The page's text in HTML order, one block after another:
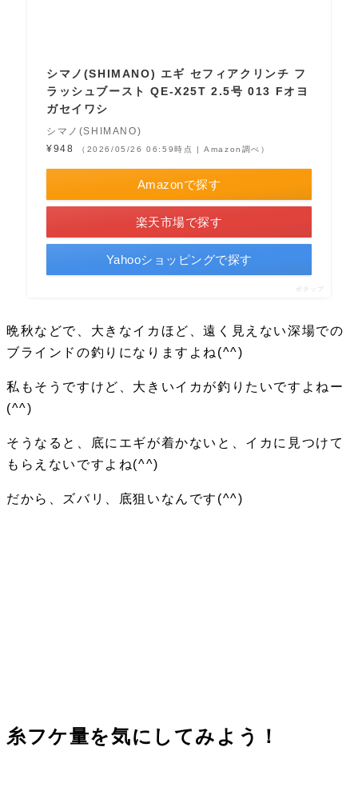
シマノ(SHIMANO) エギ セフィアクリンチ フ
ラッシュブースト QE-X25T 2.5号 013 Fオヨ
ガセイワシ
シマノ(SHIMANO)
¥948
（2026/05/26 06:59時点 | Amazon調べ）
Amazonで探す
楽天市場で探す
Yahooショッピングで探す
ポチップ
晩秋などで、大きなイカほど、遠く見えない深場での
ブラインドの釣りになりますよね(^^)
私もそうですけど、大きいイカが釣りたいですよねー
(^^)
そうなると、底にエギが着かないと、イカに見つけて
もらえないですよね(^^)
だから、ズバリ、底狙いなんです(^^)
糸フケ量を気にしてみよう ！